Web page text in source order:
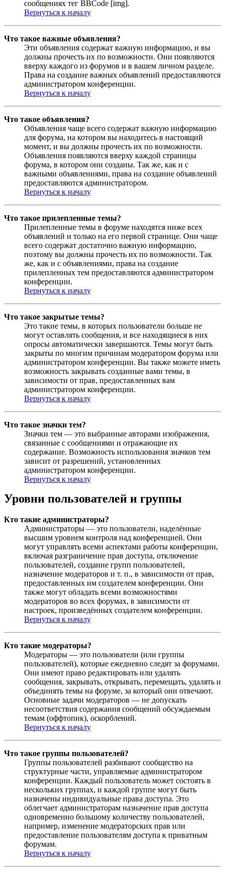
сообщениях тег BBCode [img].
Вернуться к началу
Что такое важные объявления?
Эти объявления содержат важную информацию, и вы
должны прочесть их по возможности. Они появляются
вверху каждого из форумов и в вашем личном разделе.
Права на создание важных объявлений предоставляются
администратором конференции.
Вернуться к началу
Что такое объявления?
Объявления чаще всего содержат важную информацию
для форума, на котором вы находитесь в настоящий
момент, и вы должны прочесть их по возможности.
Объявления появляются вверху каждой страницы
форума, в котором они созданы. Так же, как и с
важными объявлениями, права на создание объявлений
предоставляются администратором.
Вернуться к началу
Что такое прилепленные темы?
Прилепленные темы в форуме находятся ниже всех
объявлений и только на его первой странице. Они чаще
всего содержат достаточно важную информацию,
поэтому вы должны прочесть их по возможности. Так
же, как и с объявлениями, права на создание
прилепленных тем предоставляются администратором
конференции.
Вернуться к началу
Что такое закрытые темы?
Это такие темы, в которых пользователи больше не
могут оставлять сообщения, и все находящиеся в них
опросы автоматически завершаются. Темы могут быть
закрыты по многим причинам модератором форума или
администратором конференции. Вы также можете иметь
возможность закрывать созданные вами темы, в
зависимости от прав, предоставленных вам
администратором конференции.
Вернуться к началу
Что такое значки тем?
Значки тем — это выбранные авторами изображения,
связанные с сообщениями и отражающие их
содержание. Возможность использования значков тем
зависит от разрешений, установленных
администратором конференции.
Вернуться к началу
Уровни пользователей и группы
Кто такие администраторы?
Администраторы — это пользователи, наделённые
высшим уровнем контроля над конференцией. Они
могут управлять всеми аспектами работы конференции,
включая разграничение прав доступа, отключение
пользователей, создание групп пользователей,
назначение модераторов и т. п., в зависимости от прав,
предоставленных им создателем конференции. Они
также могут обладать всеми возможностями
модераторов во всех форумах, в зависимости от
настроек, произведённых создателем конференции.
Вернуться к началу
Кто такие модераторы?
Модераторы — это пользователи (или группы
пользователей), которые ежедневно следят за форумами.
Они имеют право редактировать или удалять
сообщения, закрывать, открывать, перемещать, удалять и
объединять темы на форуме, за который они отвечают.
Основные задачи модераторов — не допускать
несоответствия содержания сообщений обсуждаемым
темам (оффтопик), оскорблений.
Вернуться к началу
Что такое группы пользователей?
Группы пользователей разбивают сообщество на
структурные части, управляемые администратором
конференции. Каждый пользователь может состоять в
нескольких группах, и каждой группе могут быть
назначены индивидуальные права доступа. Это
облегчает администраторам назначение прав доступа
одновременно большому количеству пользователей,
например, изменение модераторских прав или
предоставление пользователям доступа к приватным
форумам.
Вернуться к началу